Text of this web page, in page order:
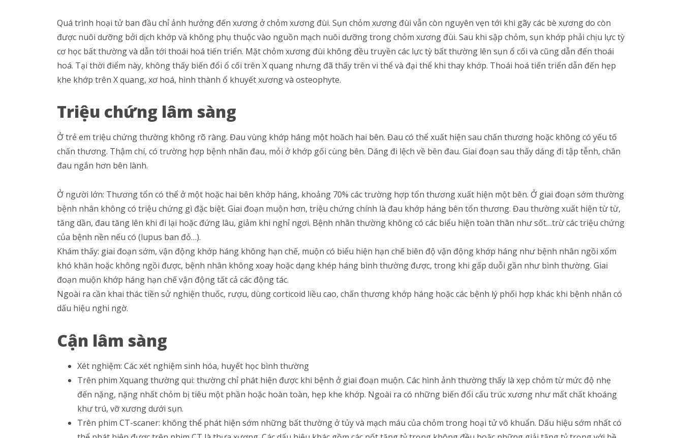
Quá trình hoại tử ban đầu chỉ ảnh hưởng đến xương ở chỏm xương đùi. Sụn chỏm xương đùi vẫn còn nguyên vẹn tới khi gãy các bè xương do còn
được nuôi dưỡng bởi dịch khớp và không phụ thuộc vào nguồn mạch nuôi dưỡng trong chỏm xương đùi. Sau khi sập chỏm, sụn khớp phải chịu lực tỳ
cơ học bất thường và dẫn tới thoái hoá tiến triển. Mặt chỏm xương đùi không đều truyền các lực tỳ bất thường lên sụn ổ cối và cũng dẫn đến thoái
hoá. Tại thời điểm này, không thấy biến đổi ổ cối trên X quang nhưng đã thấy trên vi thể và đại thể khi thay khớp. Thoái hoá tiến triển dẫn đến hẹp
khe khớp trên X quang, xơ hoá, hình thành ổ khuyết xương và osteophyte.
Triệu chứng lâm sàng
Ở trẻ em triệu chứng thường không rõ ràng. Đau vùng khớp háng một hoăch hai bên. Đau có thể xuất hiện sau chấn thương hoặc không có yếu tố
chấn thương. Thậm chí, có trường hợp bệnh nhân đau, mỏi ở khớp gối cùng bên. Dáng đi lệch về bên đau. Giai đoạn sau thấy dáng đi tập tễnh, chân
đau ngắn hơn bên lành.
Ở người lớn: Thương tổn có thể ở một hoặc hai bên khớp háng, khoảng 70% các trường hợp tổn thương xuất hiện một bên. Ở giai đoạn sớm thường
bệnh nhân không có triệu chứng gì đặc biệt. Giai đoạn muộn hơn, triệu chứng chính là đau khớp háng bên tổn thương. Đau thường xuất hiện từ từ,
tăng dần, đau tăng lên khi đi lại hoặc đứng lâu, giảm khi nghỉ ngơi. Bệnh nhân thường không có các biểu hiện toàn thân như sốt…trừ các triệu chứng
của bệnh nền nếu có (lupus ban đỏ…).
Khám thấy: giai đoạn sớm, vận động khớp háng không hạn chế, muộn có biểu hiện hạn chế biên độ vận động khớp háng như bệnh nhân ngồi xổm
khó khăn hoặc không ngồi được, bệnh nhân không xoay hoặc dạng khép háng bình thường được, trong khi gấp duỗi gần như bình thường. Giai
đoạn muộn khớp háng hạn chế vận động tất cả các động tác.
Ngoài ra cần khai thác tiền sử nghiện thuốc, rượu, dùng corticoid liều cao, chấn thương khớp háng hoặc các bệnh lý phối hợp khác khi bệnh nhân có
dấu hiệu nghi ngờ.
Cận lâm sàng
Xét nghiệm: Các xét nghiệm sinh hóa, huyết học bình thường
Trên phim Xquang thường qui: thường chỉ phát hiện được khi bệnh ở giai đoạn muộn. Các hình ảnh thường thấy là xẹp chỏm từ mức độ nhẹ
đến nặng, nặng nhất chỏm bị tiêu một phần hoặc hoàn toàn, hẹp khe khớp. Ngoài ra có những biến đổi cấu trúc xương như mất chất khoáng
khư trú, vỡ xương dưới sụn.
Trên phim CT-scaner: không thể phát hiện sớm những bất thường ở tủy và mạch máu của chỏm trong hoại tử vô khuẩn. Dấu hiệu sớm nhất có